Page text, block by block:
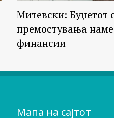
Митевски: Буџетот
премостувања
финансии
Мапа на сајтот